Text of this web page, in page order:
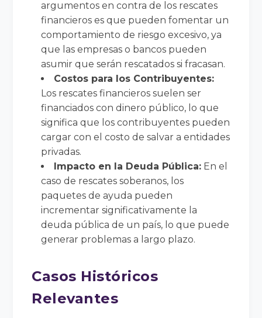
argumentos en contra de los rescates
financieros es que pueden fomentar un
comportamiento de riesgo excesivo, ya
que las empresas o bancos pueden
asumir que serán rescatados si fracasan.
Costos para los Contribuyentes:
Los rescates financieros suelen ser
financiados con dinero público, lo que
significa que los contribuyentes pueden
cargar con el costo de salvar a entidades
privadas.
Impacto en la Deuda Pública: En el
caso de rescates soberanos, los
paquetes de ayuda pueden
incrementar significativamente la
deuda pública de un país, lo que puede
generar problemas a largo plazo.
Casos Históricos
Relevantes